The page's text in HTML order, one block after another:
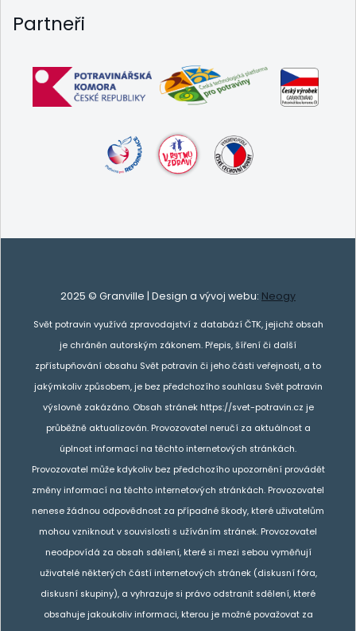
Partneři
2025 © Granville | Design a vývoj webu: Neogy
Svět potravin využívá zpravodajství z databází ČTK, jejichž obsah
je chráněn autorským zákonem. Přepis, šíření či další
zpřístupňování obsahu Svět potravin či jeho části veřejnosti, a to
jakýmkoliv způsobem, je bez předchozího souhlasu Svět potravin
výslovně zakázáno. Obsah stránek https://svet-potravin.cz je
průběžně aktualizován. Provozovatel neručí za aktuálnost a
úplnost informací na těchto internetových stránkách.
Provozovatel může kdykoliv bez předchozího upozornění provádět
změny informací na těchto internetových stránkách. Provozovatel
nenese žádnou odpovědnost za případné škody, které uživatelům
mohou vzniknout v souvislosti s užíváním stránek. Provozovatel
neodpovídá za obsah sdělení, které si mezi sebou vyměňují
uživatelé některých částí internetových stránek (diskusní fóra,
diskusní skupiny), a vyhrazuje si právo odstranit sdělení, které
obsahuje jakoukoliv informaci, kterou je možné považovat za